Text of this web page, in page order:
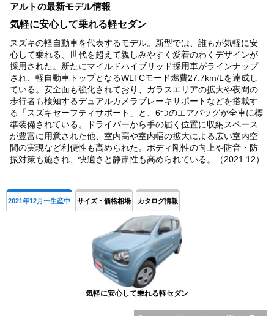
of
4
アルトの最新モデル情報
気軽に安心して乗れる軽セダン
スズキの軽自動車を代表するモデル。新型では、誰もが気軽に安
心して乗れる、世代を超えて親しみやすく愛着のわくデザインが
採用された。新たにマイルドハイブリッド採用車がラインナップ
され、軽自動車トップとなるWLTCモード燃費27.7km/Lを達成し
ている。安全面も強化されており、ガラスエリアの拡大や夜間の
歩行者も検知するデュアルカメラブレーキサポートなどを搭載す
る「スズキセーフティサポート」と、6つのエアバッグが全車に標
準装備されている。ドライバーから手の届く位置に収納スペース
が豊富に用意された他、室内高や室内幅の拡大による広い室内空
間の実現など利便性も高められた。ボディ剛性の向上や防音・防
振対策も施され、快適さと静粛性も高められている。（2021.12）
2021年12月〜生産中 サイズ・価格相場 カタログ情報
気軽に安心して乗れる軽セダン